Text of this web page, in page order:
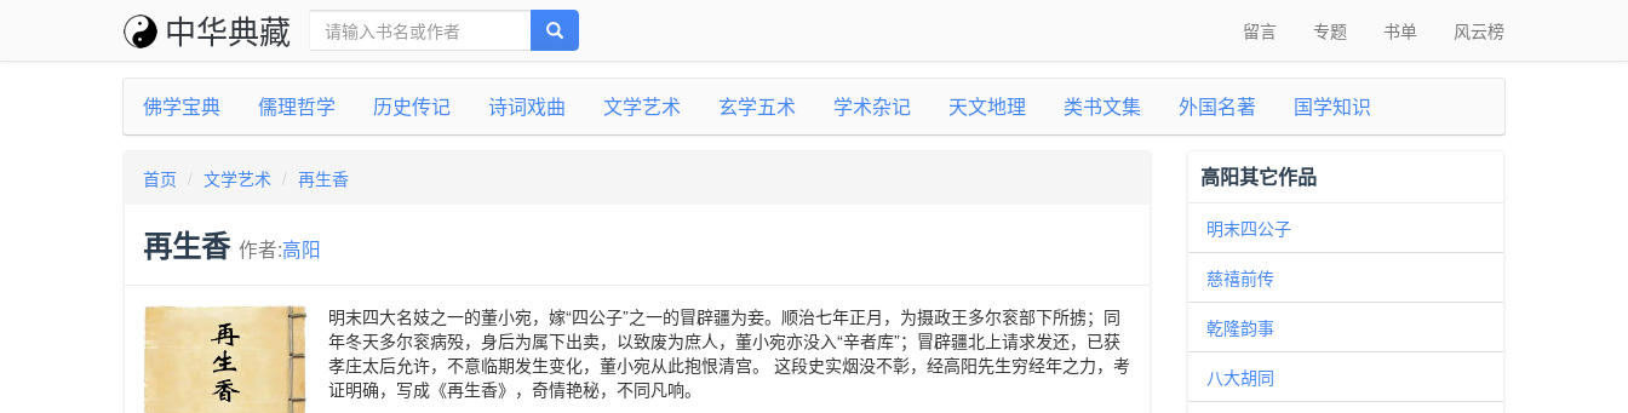
中华典藏 留言 专题 书单 风云榜
佛学宝典 儒理哲学 历史传记 诗词戏曲 文学艺术 玄学五术 学术杂记 天文地理 类书文集 外国名著 国学知识
首页 文学艺术 再生香
再生香 作者:高阳
明末四大名妓之一的董小宛，嫁“四公子”之一的冒辟疆为妾。顺治七年正月，为摄政王多尔衮部下所掳；同
年冬天多尔衮病殁，身后为属下出卖，以致废为庶人，董小宛亦没入“辛者库”；冒辟疆北上请求发还，已获
孝庄太后允许，不意临期发生变化，董小宛从此抱恨清宫。 这段史实烟没不彰，经高阳先生穷经年之力，考
证明确，写成《再生香》，奇情艳秘，不同凡响。
高阳其它作品
明末四公子
慈禧前传
乾隆韵事
八大胡同